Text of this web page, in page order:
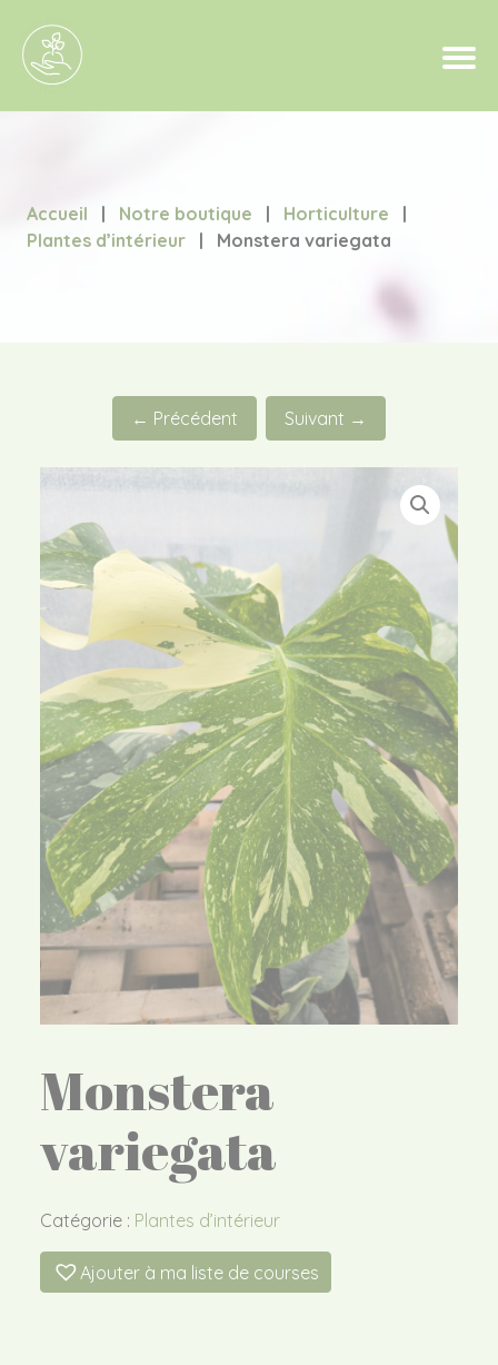
Accueil | Notre boutique | Horticulture
|
Plantes d’intérieur
| Monstera variegata
← Précédent Suivant →
Monstera
variegata
Catégorie : Plantes d’intérieur
Ajouter à ma liste de courses